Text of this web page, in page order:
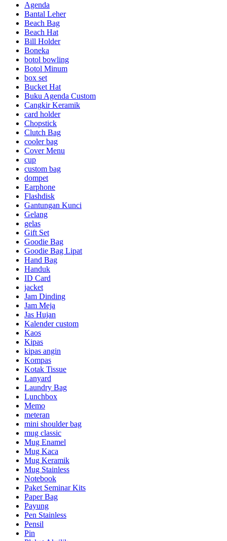
Agenda
Bantal Leher
Beach Bag
Beach Hat
Bill Holder
Boneka
botol bowling
Botol Minum
box set
Bucket Hat
Buku Agenda Custom
Cangkir Keramik
card holder
Chopstick
Clutch Bag
cooler bag
Cover Menu
cup
custom bag
dompet
Earphone
Flashdisk
Gantungan Kunci
Gelang
gelas
Gift Set
Goodie Bag
Goodie Bag Lipat
Hand Bag
Handuk
ID Card
jacket
Jam Dinding
Jam Meja
Jas Hujan
Kalender custom
Kaos
Kipas
kipas angin
Kompas
Kotak Tissue
Lanyard
Laundry Bag
Lunchbox
Memo
meteran
mini shoulder bag
mug classic
Mug Enamel
Mug Kaca
Mug Keramik
Mug Stainless
Notebook
Paket Seminar Kits
Paper Bag
Payung
Pen Stainless
Pensil
Pin